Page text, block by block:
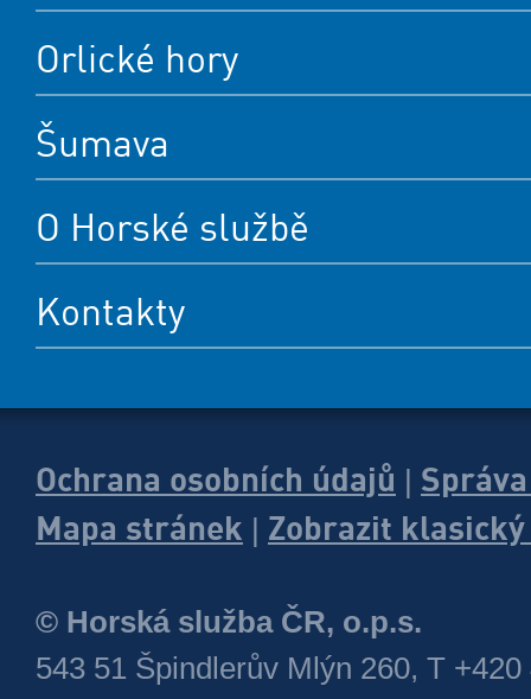
Orlické hory
Šumava
O Horské službě
Kontakty
Ochrana osobních údajů
Mapa stránek
Zobrazit
© Horská služba ČR, o.p.s.
543 51 Špindlerův Mlýn 260, T +420